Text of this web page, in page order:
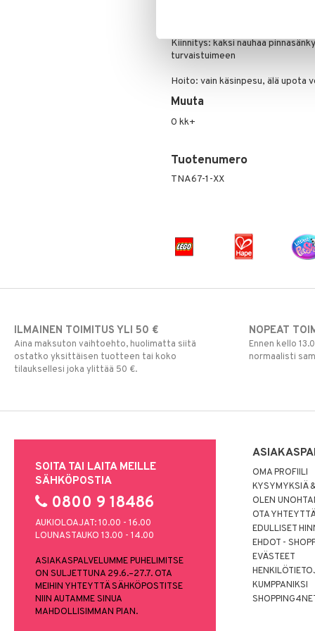
Materiaali: erittäin pehmeä
Kiinnitys: kaksi nauhaa
turvaistuimeen
Hoito: vain käsinpesu, älä upota
Muuta
0 kk+
Tuotenumero
TNA67-1-XX
ILMAINEN TOIMITUS YLI 50 €
Aina maksuton vaihtoehto, huolimatta siitä
ostatko yksittäisen tuotteen tai koko
tilauksellesi joka ylittää 50 €.
NOPEAT
Ennen kello
normaalisti
SOITA TAI LAITA MEILLE
SÄHKÖPOSTIA
0800 9 18486
AUKIOLOAJAT: 10.00 - 16.00
LOUNASTAUKO 13.00 - 14.00
ASIAKASPALVELUMME PUHELIMITSE
ON SULJETTUNA 29.6.–27.7. OTA
MEIHIN YHTEYTTÄ SÄHKÖPOSTITSE
NIIN AUTAMME SINUA
MAHDOLLISIMMAN PIAN.
OMA PROFIILI
KYSYMYKSIÄ
OLEN
OTA
EDULLISET
EHDOT -
EVÄSTEET
KUMPPANIKSI